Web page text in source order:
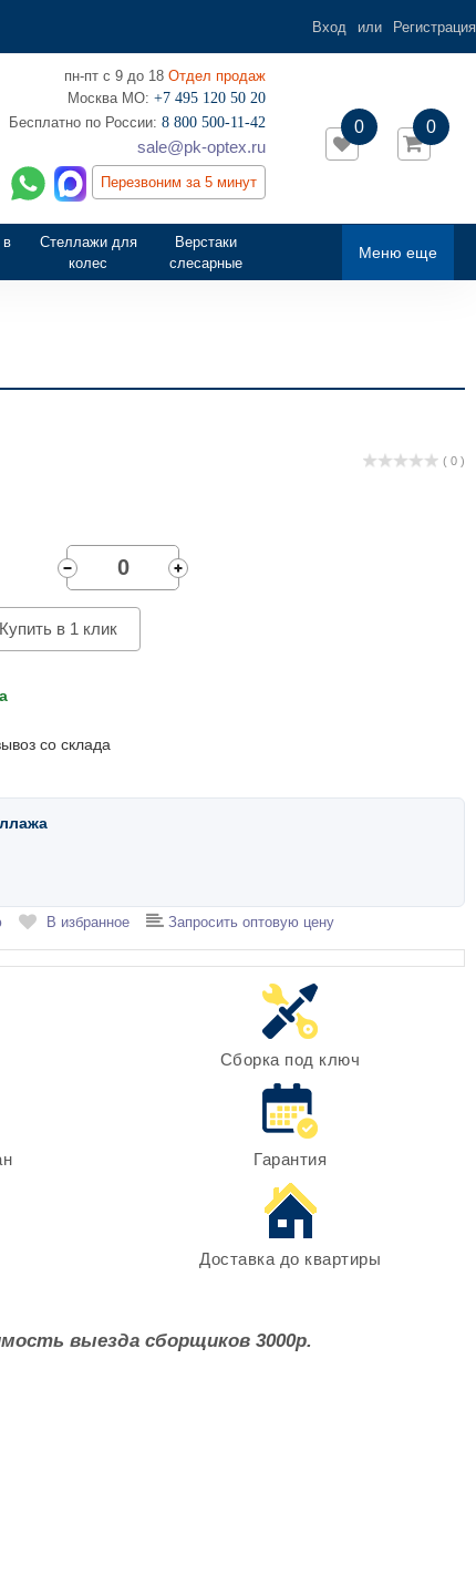
Вход или Регистрация
пн-пт с 9 до 18 Отдел продаж
Москва МО: +7 495 120 50 20
‎Бесплатно по России: 8 800 500-11-42
sale@pk-optex.ru
Перезвоним за 5 минут
0
0
Меню еще
Стеллажи для
колес
Верстаки
слесарные
( 0 )
Купить в 1 клик
со склада
В избранное Запросить оптовую цену
Сборка под ключ
Гарантия
Доставка до квартиры
выезда сборщиков 3000р.